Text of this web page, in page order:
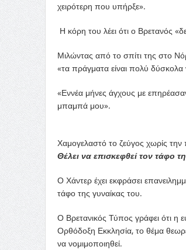
χειρότερη που υπήρξε».
Η κόρη του λέει ότι ο Βρετανός
Μιλώντας από το σπίτι της στο
«τα πράγματα είναι πολύ δύσκολα
«Εννέα μήνες άγχους με
μπαμπά μου».
Χαμογελαστό το ζεύγος χωρίς την
Θέλει να επισκεφθεί τον τάφο
Ο Χάντερ έχει εκφράσει
τάφο της γυναίκας του.
Ο Βρετανικός Τύπος γράφει ότι η
Ορθόδοξη Εκκλησία, το θέμα
να νομιμοποιηθεί.